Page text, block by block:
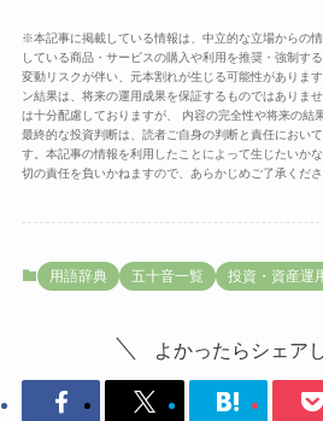
※本記事に掲載している情報は、中立的な立場からの
している商品・サービスの購入や利用を推奨・強制す
変動リスクが伴い、元本割れが生じる可能性がありま
ン結果は、将来の運用成果を保証するものではありま
は十分配慮しておりますが、 内容の完全性や将来の結
最終的な投資判断は、読者ご自身の判断と責任におい
す。本記事の情報を利用したことによって生じたいか
切の責任を負いかねますので、あらかじめご了承くださ
用語辞典 五十音一覧 投資・資産運
よかったらシェア